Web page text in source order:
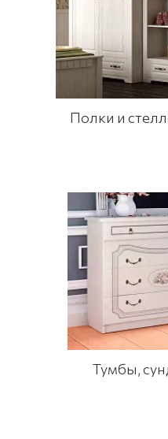
Полки и
Тумбы,